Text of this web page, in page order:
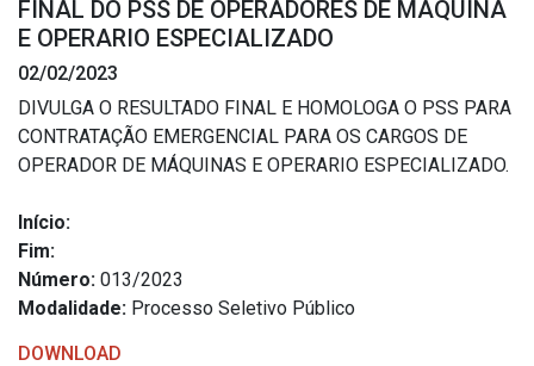
Estrutura Organizacional
Secretarias
Assistência Social
Educação, Cultura, Desporto e Turismo
Obras
FINAL DO PSS DE OPERADORES DE MAQUINA
E OPERARIO ESPECIALIZADO
02/02/2023
DIVULGA O RESULTADO FINAL E HOMOLOGA O PSS PARA
CONTRATAÇÃO EMERGENCIAL PARA OS CARGOS DE
OPERADOR DE MÁQUINAS E OPERARIO ESPECIALIZADO.
Início:
Fim:
Número: 013/2023
Modalidade: Processo Seletivo Público
DOWNLOAD